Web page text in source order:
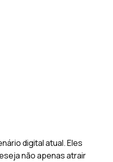
digital atual. Eles
não apenas atrair